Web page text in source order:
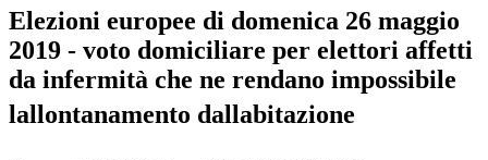
Elezioni europee di domenica 26 maggio
2019 - voto domiciliare per elettori affetti
da infermità che ne rendano impossibile
lallontanamento dallabitazione